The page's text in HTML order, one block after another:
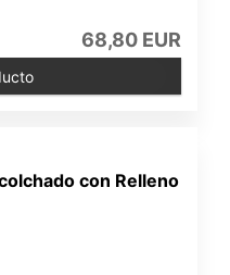
68,80 EUR
con Relleno